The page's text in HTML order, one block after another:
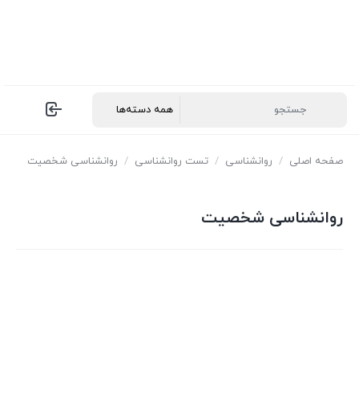
صفحه اصلی / روانشناسی / تست روانشناسی / روانشناسی شخصیت
روانشناسی شخصیت